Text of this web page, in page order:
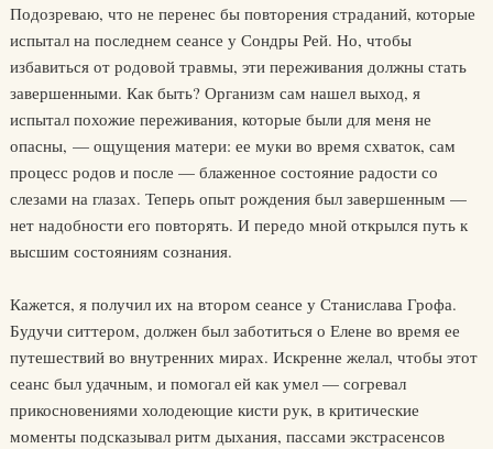
Подозреваю, что не перенес бы повторения страданий, которые
испытал на последнем сеансе у Сондры Рей. Но, чтобы
избавиться от родовой травмы, эти переживания должны стать
завершенными. Как быть? Организм сам нашел выход, я
испытал похожие переживания, которые были для меня не
опасны, — ощущения матери: ее муки во время схваток, сам
процесс родов и после — блаженное состояние радости со
слезами на глазах. Теперь опыт рождения был завершенным —
нет надобности его повторять. И передо мной открылся путь к
высшим состояниям сознания.
Кажется, я получил их на втором сеансе у Станислава Грофа.
Будучи ситтером, должен был заботиться о Елене во время ее
путешествий во внутренних мирах. Искренне желал, чтобы этот
сеанс был удачным, и помогал ей как умел — согревал
прикосновениями холодеющие кисти рук, в критические
моменты подсказывал ритм дыхания, пассами экстрасенсов